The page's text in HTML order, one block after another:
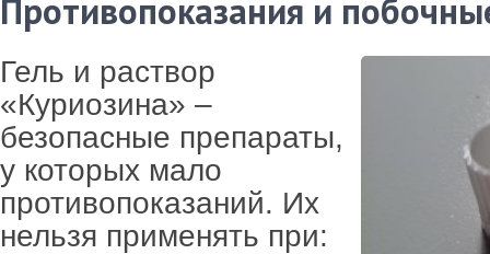
Противопоказания и
Гель и раствор
«Куриозина» –
безопасные препараты,
у которых мало
противопоказаний. Их
нельзя применять при: